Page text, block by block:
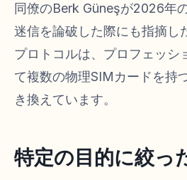
同僚のBerk Güneşが2026年
迷信を論破した際にも指摘し
プロトコルは、プロフェッシ
て複数の物理SIMカードを持
き換えています。
特定の目的に絞っ